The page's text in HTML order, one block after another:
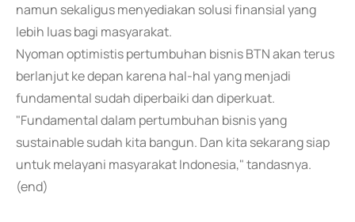
namun sekaligus menyediakan solusi finansial yang
lebih luas bagi masyarakat.
Nyoman optimistis pertumbuhan bisnis BTN akan terus
berlanjut ke depan karena hal-hal yang menjadi
fundamental sudah diperbaiki dan diperkuat.
"Fundamental dalam pertumbuhan bisnis yang
sustainable sudah kita bangun. Dan kita sekarang siap
untuk melayani masyarakat Indonesia," tandasnya.
(end)